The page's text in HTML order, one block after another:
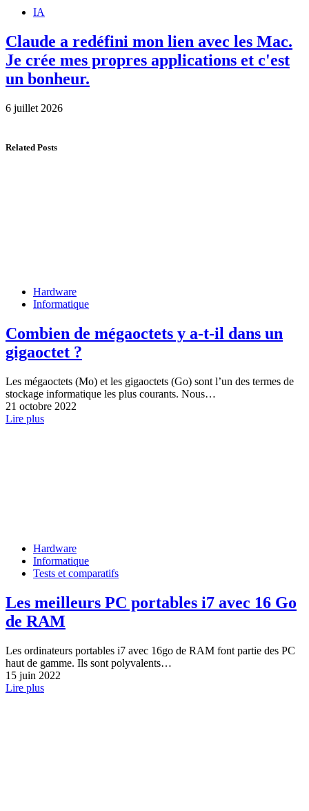
IA
Claude a redéfini mon lien avec les Mac.
Je crée mes propres applications et c'est
un bonheur.
6 juillet 2026
Related Posts
Hardware
Informatique
Combien de mégaoctets y a-t-il dans un
gigaoctet ?
Les mégaoctets (Mo) et les gigaoctets (Go) sont l’un des termes de
stockage informatique les plus courants. Nous…
21 octobre 2022
Lire plus
Hardware
Informatique
Tests et comparatifs
Les meilleurs PC portables i7 avec 16 Go
de RAM
Les ordinateurs portables i7 avec 16go de RAM font partie des PC
haut de gamme. Ils sont polyvalents…
15 juin 2022
Lire plus